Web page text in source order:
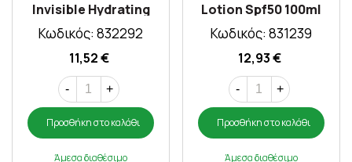
Invisible Hydrating
Spf50+ 75ml
Κωδικός: 832292
11,52 €
- +
Προσθήκη στο καλάθι
Άμεσα διαθέσιμο
Lotion Spf50 100ml
Κωδικός: 831239
12,93 €
- +
Προσθήκη στο καλάθι
Άμεσα διαθέσιμο